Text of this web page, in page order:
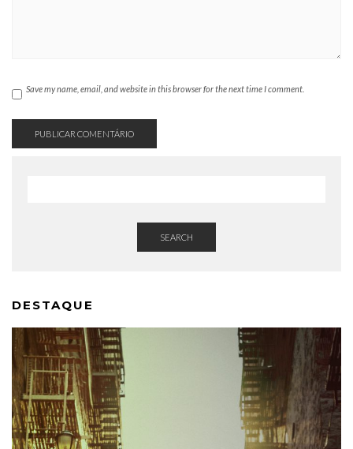
Save my name, email, and website in this browser for the next time I comment.
SEARCH
DESTAQUE